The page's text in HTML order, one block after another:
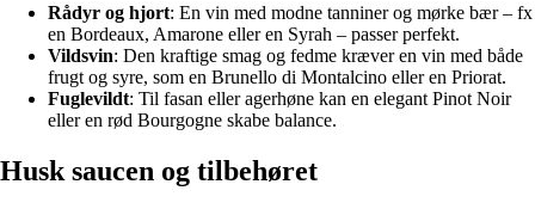
Rådyr og hjort: En vin med modne tanniner og mørke bær – fx
en Bordeaux, Amarone eller en Syrah – passer perfekt.
Vildsvin: Den kraftige smag og fedme kræver en vin med både
frugt og syre, som en Brunello di Montalcino eller en Priorat.
Fuglevildt: Til fasan eller agerhøne kan en elegant Pinot Noir
eller en rød Bourgogne skabe balance.
Husk saucen og tilbehøret